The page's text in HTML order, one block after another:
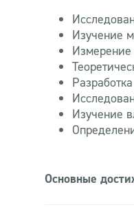
Изучение
Измерение
Изучение
Основные